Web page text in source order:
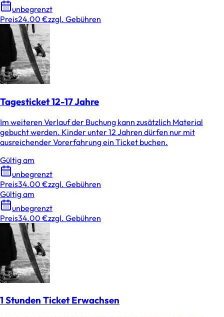
unbegrenzt
Preis24.00 €zzgl. Gebühren
Tagesticket 12-17 Jahre
Im weiteren Verlauf der Buchung kann zusätzlich Material
gebucht werden. Kinder unter 12 Jahren dürfen nur mit
ausreichender Vorerfahrung ein Ticket buchen.
Gültig am
unbegrenzt
Preis34.00 €zzgl. Gebühren
Gültig am
unbegrenzt
Preis34.00 €zzgl. Gebühren
1 Stunden Ticket Erwachsen